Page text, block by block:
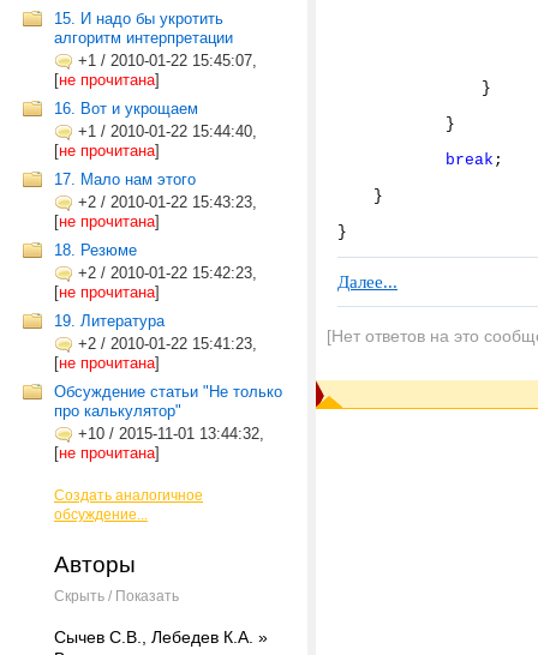
15. И надо бы укротить
алгоритм интерпретации
+1 / 2010-01-22 15:45:07,
[не прочитана]
16. Вот и укрощаем
+1 / 2010-01-22 15:44:40,
[не прочитана]
17. Мало нам этого
+2 / 2010-01-22 15:43:23,
[не прочитана]
18. Резюме
+2 / 2010-01-22 15:42:23,
[не прочитана]
19. Литература
+2 / 2010-01-22 15:41:23,
[не прочитана]
Обсуждение статьи "Не только
про калькулятор"
+10 / 2015-11-01 13:44:32,
[не прочитана]
Создать аналогичное
обсуждение...
Авторы
Скрыть / Показать
Сычев С.В., Лебедев К.А. »
}
}
break ;
}
}
Далее...
[Нет ответов на это